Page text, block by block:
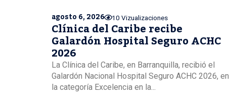
agosto 6, 2026 10 Vizualizaciones
Clínica del Caribe recibe
Galardón Hospital Seguro ACHC
2026
La Clínica del Caribe, en Barranquilla, recibió el
Galardón Nacional Hospital Seguro ACHC 2026, en
la categoría Excelencia en la...